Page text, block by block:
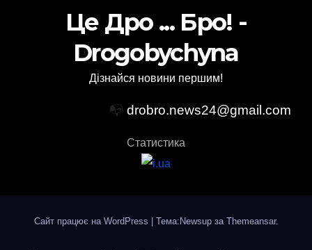
Це Дро ... Бро! -
Drogobychyna
Дізнайся новини першим!
📭 drobro.news24@gmail.com
Статистика
Сайт працює на WordPress Тема:Newsup за Themeansar.